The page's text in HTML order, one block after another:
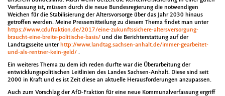
Verfassung ist, müssen durch die neue Bundesregierung die notwendigen
Weichen für die Stabilisierung der Altersvorsorge über das Jahr 2030 hinaus
getroffen werden. Meine Pressemitteilung zu diesem Thema findet man unter
https://www.cdufraktion.de/2017/eine-zukunftssichere-altersversorgung-
braucht-eine-breite-politische-basis/ und die Berichterstattung auf der
Landtagsseite unter http://www.landtag.sachsen-anhalt.de/immer-gearbeitet-
und-als-rentner-kein-geld/ .
Ein weiteres Thema zu dem ich reden durfte war die Überarbeitung der
entwicklungspolitischen Leitlinien des Landes Sachsen-Anhalt. Diese sind seit
2000 in Kraft und es ist Zeit diese an aktuelle Herausforderungen anzupassen.
Auch zum Vorschlag der AfD-Fraktion für eine neue Kommunalverfassung ergriff